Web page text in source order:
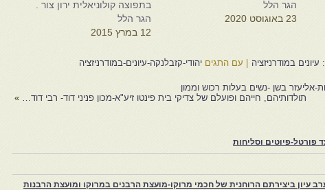
הגר הלל
23 באוגוסט 2020
בתפוצה קולוניאלית ירון צור .
הגר הלל
12 במרץ 2015
במודרניזציה עם התגים יהודי-קזבלנקה-עיונים-במודרניזציה
אליעזר בשן -נשים בעלות רכוש וממון
תולדותיהם, חייהם ופועלם של צדיקי בית פינטו זיע"א-מכון פניני דוד- רבי דוד… »
פורטל-פיוטים וסליחות
עיון ביצירתם הרוחנית של חכמי מרוקו-מועצת הרבנים במרוקו ומועצת הרבנות